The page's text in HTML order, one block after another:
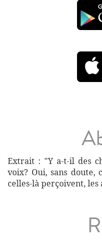
Extrait : "Y a-t-il des
voix? Oui, sans doute,
celles-là perçoivent,